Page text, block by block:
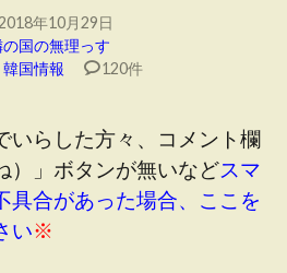
年10月29日
の国の無理っす
韓国情報 120件
いらした方々、コメント欄
）」ボタンが無いなどスマ
具合があった場合、ここを
い※